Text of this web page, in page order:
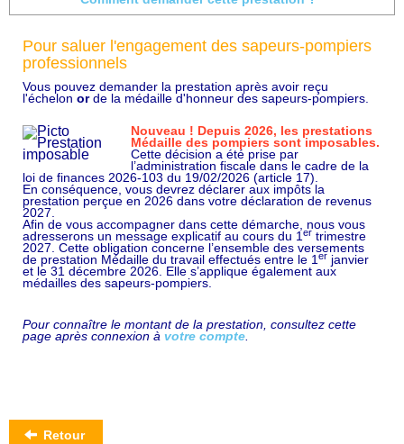
Pour saluer l'engagement des sapeurs-pompiers
professionnels
Vous pouvez demander la prestation après avoir reçu
l'échelon orde la médaille d'honneur des sapeurs-pompiers.
Nouveau ! Depuis 2026, les prestations
Médaille des pompiers sont imposables.
Cette décision a été prise par
l’administration fiscale dans le cadre de la
loi de finances 2026-103 du 19/02/2026 (article 17).
En conséquence, vous devrez déclarer aux impôts la
prestation perçue en 2026 dans votre déclaration de revenus
2027.
Afin de vous accompagner dans cette démarche, nous vous
adresserons un message explicatif au cours du 1 er trimestre
2027. Cette obligation concerne l’ensemble des versements
de prestation Médaille du travail effectués entre le 1 er janvier
et le 31 décembre 2026. Elle s’applique également aux
médailles des sapeurs-pompiers.
Pour connaître le montant de la prestation, consultez cette
page après connexion à votre compte
Retour